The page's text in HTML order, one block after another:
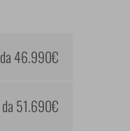
da 46.990€
da 51.690€